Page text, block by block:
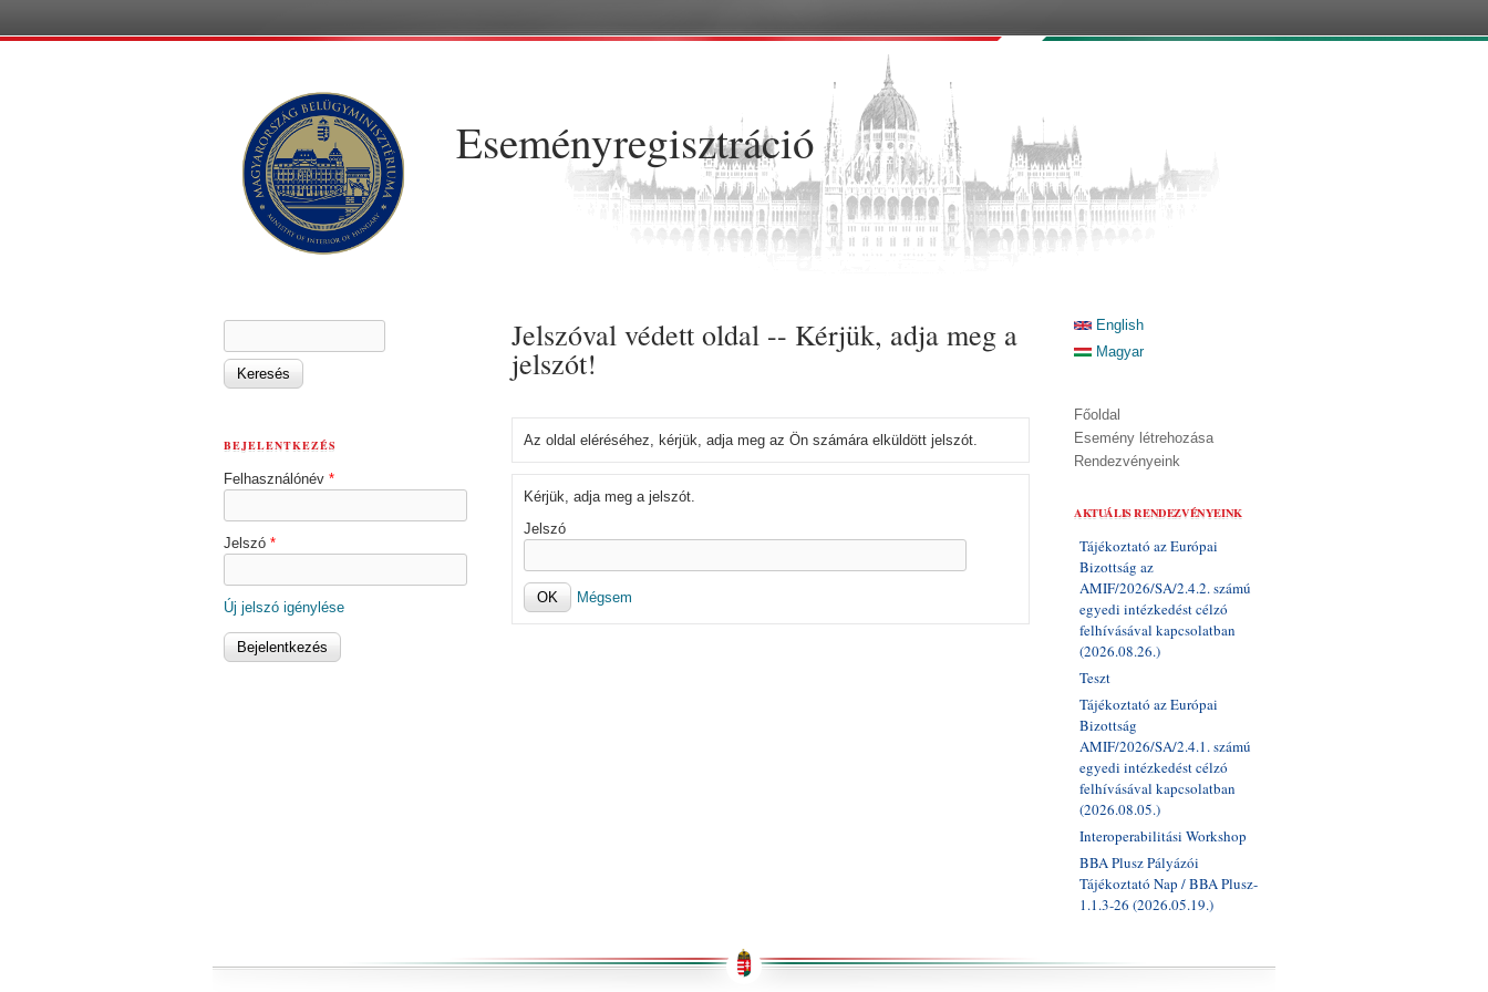
Eseményregisztráció
Jelszóval védett oldal -- Kérjük, adja meg a
jelszót!
Az oldal eléréséhez, kérjük, adja meg az Ön számára elküldött jelszót.
Kérjük, adja meg a jelszót.
Jelszó
Mégsem
KERESÉS ŰRLAP
BEJELENTKEZÉS
Felhasználónév *
Jelszó *
Új jelszó igénylése
English
Magyar
Főoldal
Esemény létrehozása
Rendezvényeink
AKTUÁLIS RENDEZVÉNYEINK
Tájékoztató az Európai
Bizottság az
AMIF/2026/SA/2.4.2. számú
egyedi intézkedést célzó
felhívásával kapcsolatban
(2026.08.26.)
Teszt
Tájékoztató az Európai
Bizottság
AMIF/2026/SA/2.4.1. számú
egyedi intézkedést célzó
felhívásával kapcsolatban
(2026.08.05.)
Interoperabilitási Workshop
BBA Plusz Pályázói
Tájékoztató Nap / BBA Plusz-
1.1.3-26 (2026.05.19.)